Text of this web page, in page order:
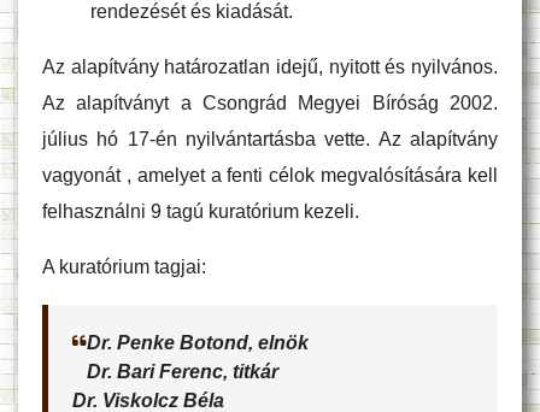
rendezését és kiadását.
Az alapítvány határozatlan idejű, nyitott és nyilvános.
Az alapítványt a Csongrád Megyei Bíróság 2002.
július hó 17-én nyilvántartásba vette. Az alapítvány
vagyonát , amelyet a fenti célok megvalósítására kell
felhasználni 9 tagú kuratórium kezeli.
A kuratórium tagjai:
Dr. Penke Botond, elnök
Dr. Bari Ferenc, titkár
Dr. Viskolcz Béla